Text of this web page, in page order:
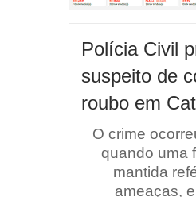
Polícia Civil
suspeito de
roubo em
O crime
quando uma
mantida
ameaças,